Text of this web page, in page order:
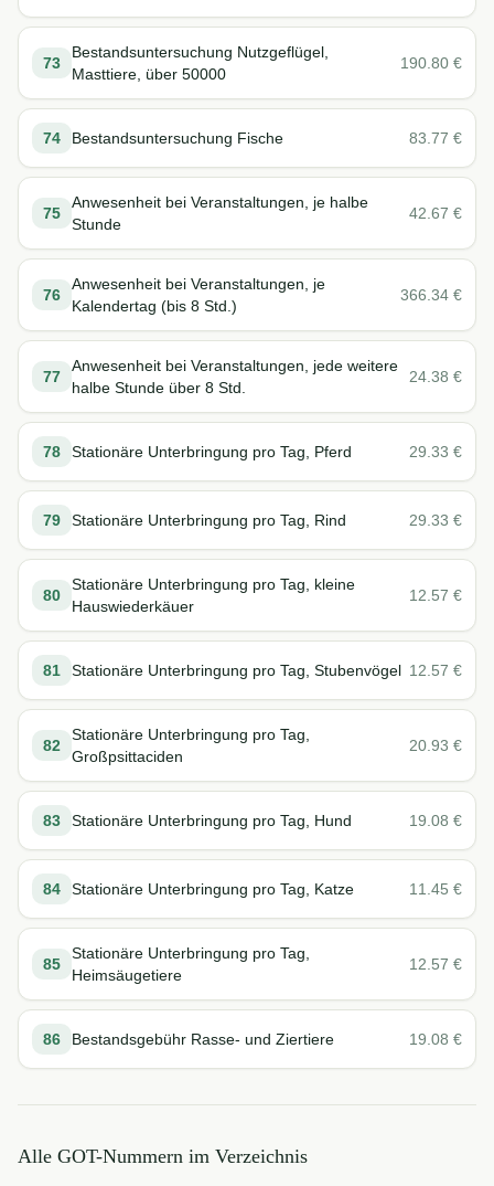
73
Bestandsuntersuchung Nutzgeflügel,
Masttiere, über 50000
190.80 €
74 Bestandsuntersuchung Fische 83.77 €
75
Anwesenheit bei Veranstaltungen, je halbe
Stunde
42.67 €
76
Anwesenheit bei Veranstaltungen, je
Kalendertag (bis 8 Std.)
366.34 €
77
Anwesenheit bei Veranstaltungen, jede weitere
halbe Stunde über 8 Std.
24.38 €
78 Stationäre Unterbringung pro Tag, Pferd 29.33 €
79 Stationäre Unterbringung pro Tag, Rind 29.33 €
80
Stationäre Unterbringung pro Tag, kleine
Hauswiederkäuer
12.57 €
81 Stationäre Unterbringung pro Tag, Stubenvögel 12.57 €
82
Stationäre Unterbringung pro Tag,
Großpsittaciden
20.93 €
83 Stationäre Unterbringung pro Tag, Hund 19.08 €
84 Stationäre Unterbringung pro Tag, Katze 11.45 €
85
Stationäre Unterbringung pro Tag,
Heimsäugetiere
12.57 €
86 Bestandsgebühr Rasse- und Ziertiere 19.08 €
Alle GOT-Nummern im Verzeichnis